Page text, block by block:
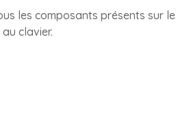
les composants présents sur le
clavier.